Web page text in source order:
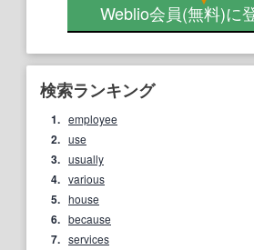
Weblio会員(無料)に
検索ランキング
1. employee
2. use
3. usually
4. various
5. house
6. because
7. services